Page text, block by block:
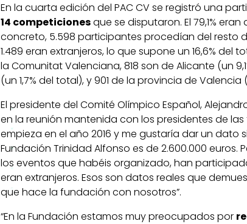
En la cuarta edición del PAC CV se registró una
14 competicionesque se disputaron. El 79,1%
concreto, 5.598 participantes procedían del resto
1.489 eran extranjeros, lo que supone un 16,6%
la Comunitat Valenciana, 818 son de Alicante (un
(un 1,7% del total), y 901 de la provincia de Valencia
El presidente del Comité Olímpico Español,
en la reunión mantenida con los presidentes de las
empieza en el año 2016 y me gustaría dar un dato
Fundación Trinidad Alfonso es de 2.600.000
los eventos que habéis organizado, han
eran extranjeros. Esos son datos reales que
que hace la fundación con nosotros”.
“En la Fundación estamos muy preocupados por